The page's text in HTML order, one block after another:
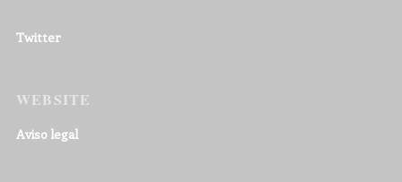
Twitter
WEBSITE
Aviso legal